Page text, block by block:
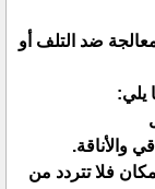
ضد التلف أو
يلي:
والأناقة.
فلا تتردد من